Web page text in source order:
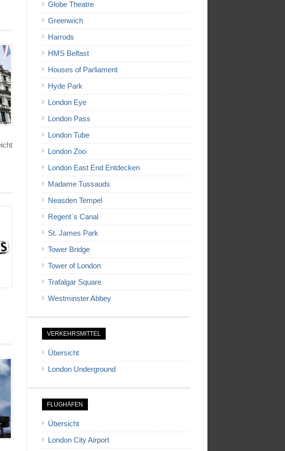
Globe Theatre
Greenwich
Harrods
HMS Belfast
Houses of Parliament
Hyde Park
London Eye
London Pass
London Tube
London Zoo
London East End Entdecken
Madame Tussauds
Neasden Tempel
Regent´s Canal
St. James Park
Tower Bridge
Tower of London
Trafalgar Square
Westminster Abbey
VERKEHRSMITTEL
Übersicht
London Underground
FLUGHÄFEN
Übersicht
London City Airport